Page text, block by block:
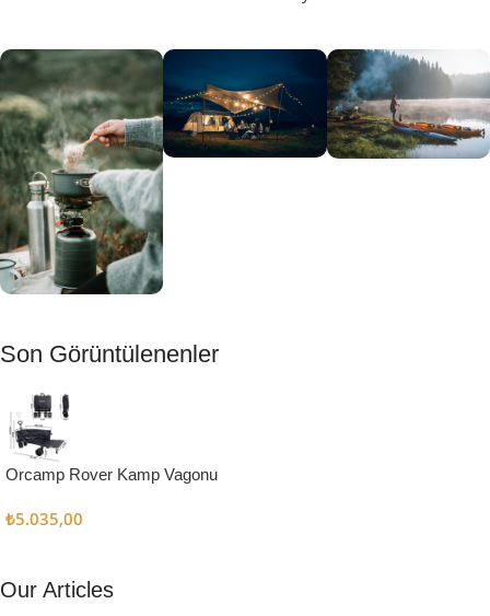
Muftağı
Kampçı
Şefler İçin
Keşfet
Son Görüntülenenler
Orcamp Rover Kamp Vagonu
₺5.035,00
Our Articles